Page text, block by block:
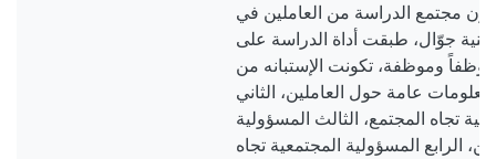
مجتمع الدراسة من العاملين في
جوّال، طبقت أداة الدراسة على
بلغت (50) موظفاً وموظفة، تكونت الإستبانه من
عامة حول العاملين، الثاني
تجاه المجتمع، الثالث المسؤولية
الرابع المسؤولية المجتمعية تجاه